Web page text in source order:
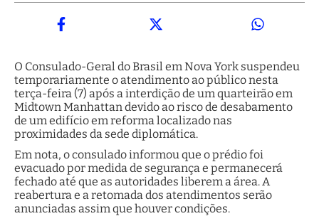
O Consulado-Geral do Brasil em Nova York suspendeu
temporariamente o atendimento ao público nesta
terça-feira (7) após a interdição de um quarteirão em
Midtown Manhattan devido ao risco de desabamento
de um edifício em reforma localizado nas
proximidades da sede diplomática.
Em nota, o consulado informou que o prédio foi
evacuado por medida de segurança e permanecerá
fechado até que as autoridades liberem a área. A
reabertura e a retomada dos atendimentos serão
anunciadas assim que houver condições.